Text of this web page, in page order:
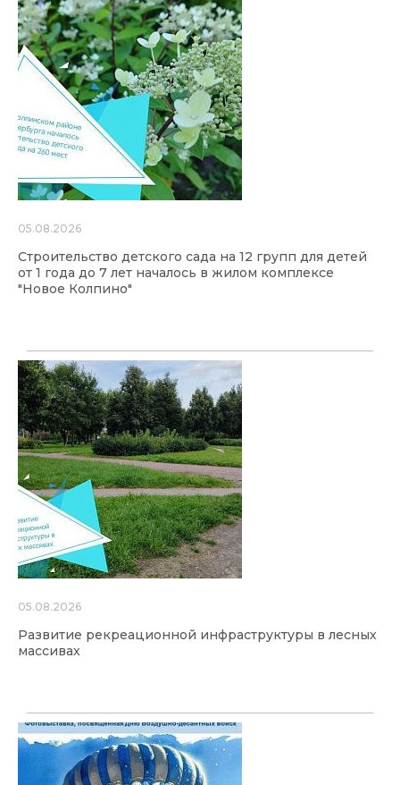
05.08.2026
Строительство детского сада на 12 групп для детей
от 1 года до 7 лет началось в жилом комплексе
"Новое Колпино"
05.08.2026
Развитие рекреационной инфраструктуры в лесных
массивах